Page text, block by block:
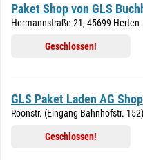
Paket Shop von GLS
Hermannstraße 21, 45699 Herten
Geschlossen!
GLS Paket Laden AG
Roonstr. (Eingang Bahnhofstr.
Geschlossen!